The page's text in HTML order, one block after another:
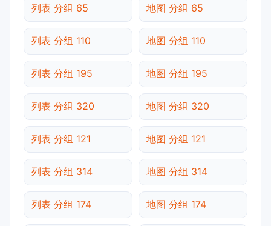
列表 分组 65 地图 分组 65
列表 分组 110 地图 分组 110
列表 分组 195 地图 分组 195
列表 分组 320 地图 分组 320
列表 分组 121 地图 分组 121
列表 分组 314 地图 分组 314
列表 分组 174 地图 分组 174